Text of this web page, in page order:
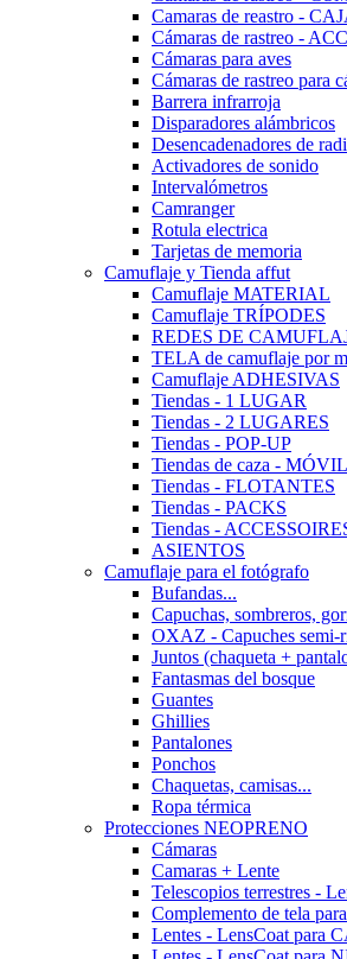
Camaras de reastro -
Cámaras de rastreo -
Cámaras para aves
Cámaras de rastreo para
Barrera infrarroja
Disparadores alámbricos
Desencadenadores de
Activadores de sonido
Intervalómetros
Camranger
Rotula electrica
Tarjetas de memoria
Camuflaje y Tienda affut
Camuflaje MATERIAL
Camuflaje TRÍPODES
REDES DE
TELA de camuflaje por
Camuflaje ADHESIVAS
Tiendas - 1 LUGAR
Tiendas - 2 LUGARES
Tiendas - POP-UP
Tiendas de caza -
Tiendas - FLOTANTES
Tiendas - PACKS
Tiendas -
ASIENTOS
Camuflaje para el fotógrafo
Bufandas...
Capuchas, sombreros,
OXAZ - Capuches semi-
Juntos (chaqueta +
Fantasmas del bosque
Guantes
Ghillies
Pantalones
Ponchos
Chaquetas, camisas...
Ropa térmica
Protecciones NEOPRENO
Cámaras
Camaras + Lente
Telescopios terrestres -
Complemento de tela
Lentes - LensCoat para